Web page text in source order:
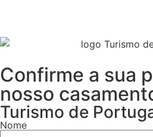
Confirme a sua
nosso
Turismo de
Nome